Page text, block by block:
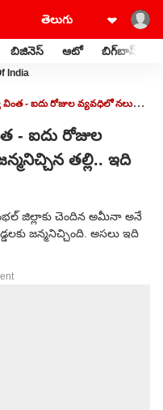
బిజినెస్ ఆటో బిగ్‌బాస్
India
- ఐదు రోజుల వ్యవధిలో నలుగురు
- ఐదు రోజుల
తల్లి.. ఇది
జిల్లాకు చెందిన అమీనా అనే
జన్మనిచ్చింది. అసలు ఇది